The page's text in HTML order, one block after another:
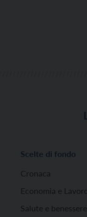
Scelte di fondo
Cronaca
Economia e
Salute e benessere